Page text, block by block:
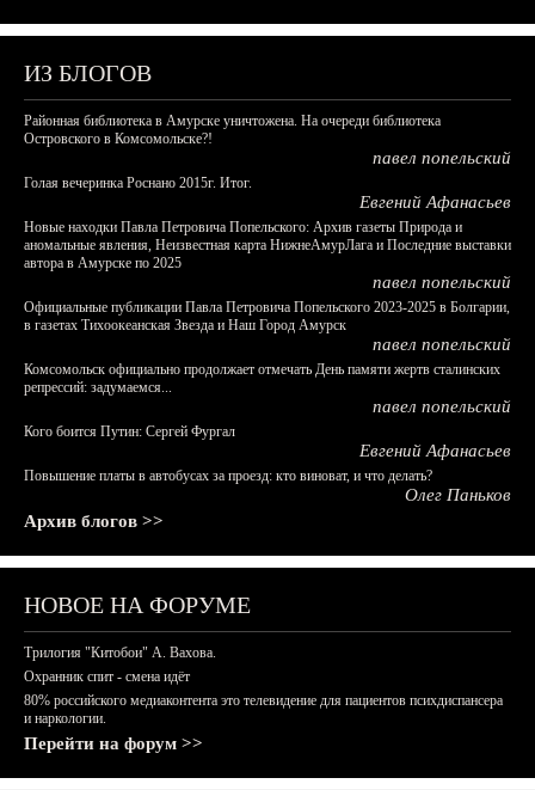
ИЗ БЛОГОВ
Районная библиотека в Амурске уничтожена. На очереди библиотека
Островского в Комсомольске?!
павел попельский
Голая вечеринка Роснано 2015г. Итог.
Евгений Афанасьев
Новые находки Павла Петровича Попельского: Архив газеты Природа и
аномальные явления, Неизвестная карта НижнеАмурЛага и Последние выставки
автора в Амурске по 2025
павел попельский
Официальные публикации Павла Петровича Попельского 2023-2025 в Болгарии,
в газетах Тихоокеанская Звезда и Наш Город Амурск
павел попельский
Комсомольск официально продолжает отмечать День памяти жертв сталинских
репрессий: задумаемся...
павел попельский
Кого боится Путин: Сергей Фургал
Евгений Афанасьев
Повышение платы в автобусах за проезд: кто виноват, и что делать?
Олег Паньков
Архив блогов >>
НОВОЕ НА ФОРУМЕ
Трилогия "Китобои" А. Вахова.
Охранник спит - смена идёт
80% российского медиаконтента это телевидение для пациентов психдиспансера
и наркологии.
Перейти на форум >>